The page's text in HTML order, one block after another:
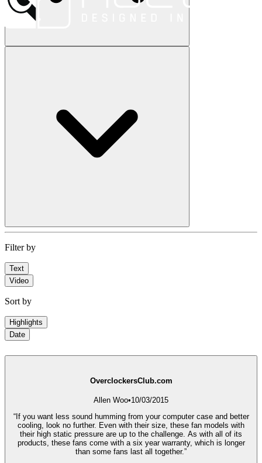
Filter by
Text
Video
Sort by
Highlights
Date
OverclockersClub.com
Allen Woo•10/03/2015
“If you want less sound humming from your computer case and better
cooling, look no further. Even with their size, these fan models with
their high static pressure are up to the challenge. As with all of its
products, these fans come with a six year warranty, which is longer
than some fans last all together.”